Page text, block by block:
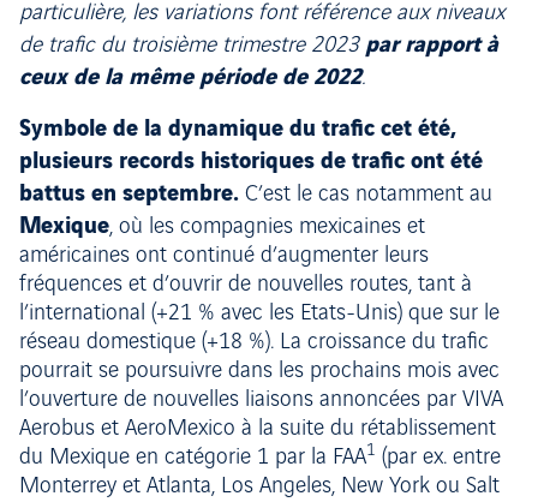
particulière, les variations font référence aux niveaux
de trafic du troisième trimestre 2023 par rapport à
ceux de la même période de 2022.
Symbole de la dynamique du trafic cet été,
plusieurs records historiques de trafic ont été
battus en septembre. C’est le cas notamment au
Mexique, où les compagnies mexicaines et
américaines ont continué d’augmenter leurs
fréquences et d’ouvrir de nouvelles routes, tant à
l’international (+21 % avec les Etats-Unis) que sur le
réseau domestique (+18 %). La croissance du trafic
pourrait se poursuivre dans les prochains mois avec
l’ouverture de nouvelles liaisons annoncées par VIVA
Aerobus et AeroMexico à la suite du rétablissement
du Mexique en catégorie 1 par la FAA1 (par ex. entre
Monterrey et Atlanta, Los Angeles, New York ou Salt